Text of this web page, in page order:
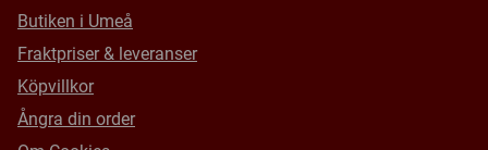
Butiken i Umeå
Fraktpriser & leveranser
Köpvillkor
Ångra din order